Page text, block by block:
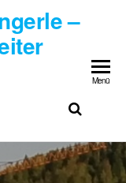
–
Menü